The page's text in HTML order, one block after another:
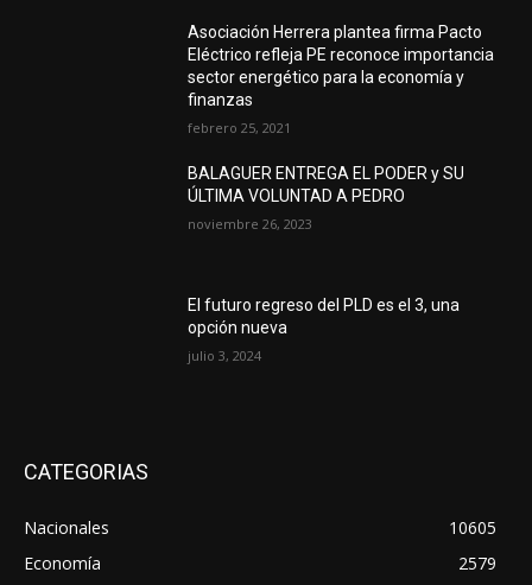
Asociación Herrera plantea firma Pacto
Eléctrico refleja PE reconoce importancia
sector energético para la economía y
finanzas
febrero 25, 2021
BALAGUER ENTREGA EL PODER y SU
ÚLTIMA VOLUNTAD A PEDRO
noviembre 26, 2023
El futuro regreso del PLD es el 3, una
opción nueva
julio 3, 2024
CATEGORIAS
Nacionales
10605
Economía
2579